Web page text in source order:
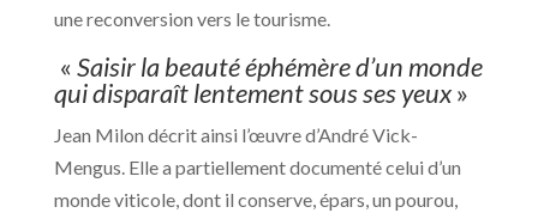
une reconversion vers le tourisme.
« Saisir la beauté éphémère d’un monde
qui disparaît lentement sous ses yeux»
Jean Milon décrit ainsi l’œuvre d’André Vick-
Mengus. Elle a partiellement documenté celui d’un
monde viticole, dont il conserve, épars, un pourou,